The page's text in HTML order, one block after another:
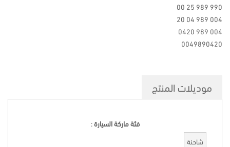
990 989 25 00
004 989 04 20
004 989 0420
0049890420
موديلات المنتج
فئة ماركة السيارة:
شاحنة